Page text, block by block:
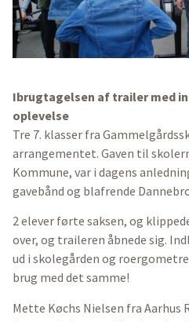
Ibrugtagelsen af trailer med
oplevelse
Tre 7. klasser fra
arrangementet. Gaven til
Kommune, var i dagens
gavebånd og blafrende
2 elever førte saksen, og
over, og traileren åbnede sig.
ud i skolegården og
brug med det samme!
Mette Køchs Nielsen fra Aarhus